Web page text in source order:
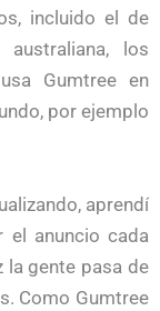
incluido el de
los
Gumtree en
por ejemplo
aprendí
el anuncio cada
la gente pasa de
Como Gumtree